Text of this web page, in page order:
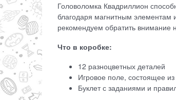
Головоломка Квадриллион
благодаря магнитным элементам
рекомендуем обратить внимание
Что в коробке:
12 разноцветных деталей
Игровое поле, состоящее
Буклет с заданиями и